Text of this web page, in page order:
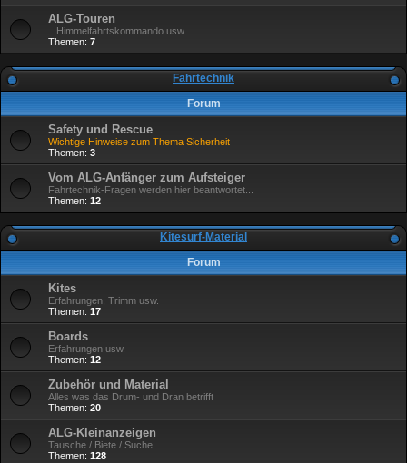
ALG-Touren
...Himmelfahrtskommando usw.
Themen: 7
Fahrtechnik
Forum
Safety und Rescue
Wichtige Hinweise zum Thema Sicherheit
Themen: 3
Vom ALG-Anfänger zum Aufsteiger
Fahrtechnik-Fragen werden hier beantwortet...
Themen: 12
Kitesurf-Material
Forum
Kites
Erfahrungen, Trimm usw.
Themen: 17
Boards
Erfahrungen usw.
Themen: 12
Zubehör und Material
Alles was das Drum- und Dran betrifft
Themen: 20
ALG-Kleinanzeigen
Tausche / Biete / Suche
Themen: 128